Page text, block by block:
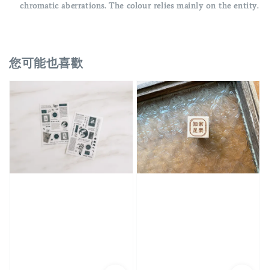
chromatic aberrations. The colour relies mainly on the entity.
您可能也喜歡